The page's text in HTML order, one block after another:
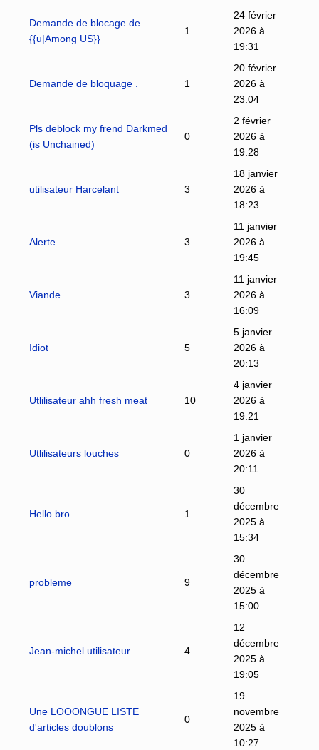
Demande de blocage de
{{u|Among US}}
1
24 février
2026 à
19:31
Demande de bloquage . 1
20 février
2026 à
23:04
Pls deblock my frend Darkmed
(is Unchained)
0
2 février
2026 à
19:28
utilisateur Harcelant 3
18 janvier
2026 à
18:23
Alerte 3
11 janvier
2026 à
19:45
Viande 3
11 janvier
2026 à
16:09
Idiot 5
5 janvier
2026 à
20:13
Utlilisateur ahh fresh meat 10
4 janvier
2026 à
19:21
Utlilisateurs louches 0
1 janvier
2026 à
20:11
Hello bro 1
30
décembre
2025 à
15:34
probleme 9
30
décembre
2025 à
15:00
Jean-michel utilisateur 4
12
décembre
2025 à
19:05
Une LOOONGUE LISTE
d'articles doublons
0
19
novembre
2025 à
10:27